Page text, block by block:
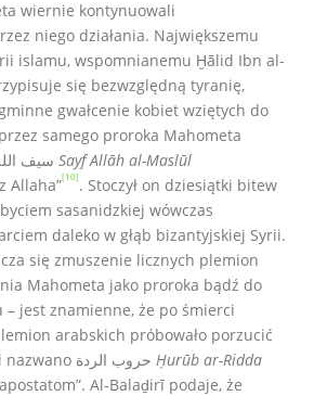
wiernie kontynuowali
niego działania. Największemu
islamu, wspomnianemu Ḫālid Ibn al-
się bezwzględną tyranię,
gwałcenie kobiet wziętych do
samego proroka Mahometa
Sayf Allāh al-Maslūl
Allaha”[10] . Stoczył on dziesiątki bitew
sasanidzkiej wówczas
daleko w głąb bizantyjskiej Syrii.
się zmuszenie licznych plemion
Mahometa jako proroka bądź do
jest znamienne, że po śmierci
arabskich próbowało porzucić
Ḥurūb ar-Ridda
Al-Balaḏirī podaje, że